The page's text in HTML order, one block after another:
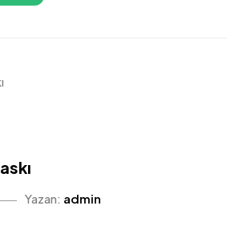
Yazan: admin